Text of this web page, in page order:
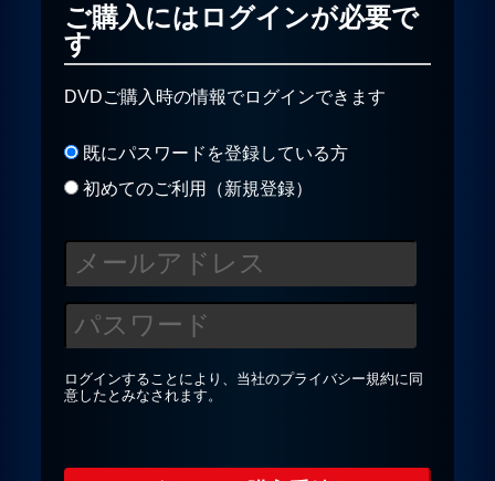
プライバシーポリシー
お問合せ
ご購入にはログインが必要で
す
DVDご購入時の情報でログインできます
既にパスワードを登録している方
初めてのご利用（新規登録）
ログインすることにより、当社のプライバシー規約に同
意したとみなされます。